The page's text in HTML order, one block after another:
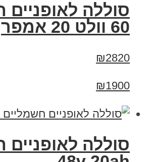
סוללה לאופניים
60 וולט 20 אמפר
₪2820
₪1900
סוללה לאופניים